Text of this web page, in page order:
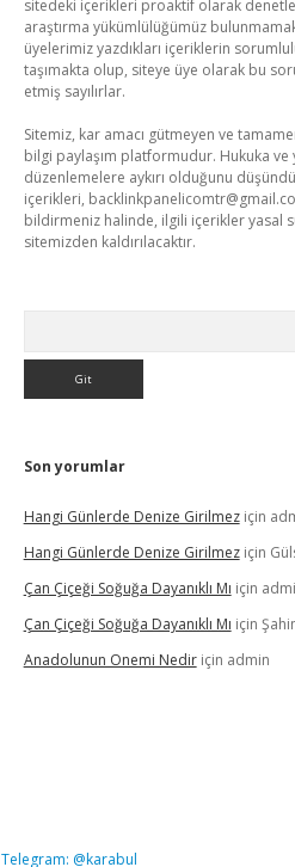
sitedeki içerikleri proaktif olarak
araştırma yükümlülüğümüz
üyelerimiz yazdıkları içeriklerin
taşımakta olup, siteye üye olarak bu
etmiş sayılırlar.
Sitemiz, kar amacı gütmeyen ve
bilgi paylaşım platformudur. Hukuka ve
düzenlemelere aykırı olduğunu
içerikleri,
bildirmeniz halinde, ilgili içerikler yasal
sitemizden kaldırılacaktır.
Son yorumlar
Hangi Günlerde Denize Girilmeziçin
Hangi Günlerde Denize Girilmeziçin
Çan Çiçeği Soğuğa Dayanıklı Mı için
Çan Çiçeği Soğuğa Dayanıklı Mı için
Anadolunun Onemi Nediriçin admin
Telegram: @karabul